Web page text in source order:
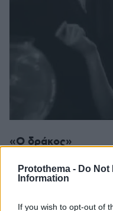
Protothema - Do Not
Information
If you wish to opt-out of
«Ο δράκος»
Ηλιόπουλος,
Ανέστης Βλάχος